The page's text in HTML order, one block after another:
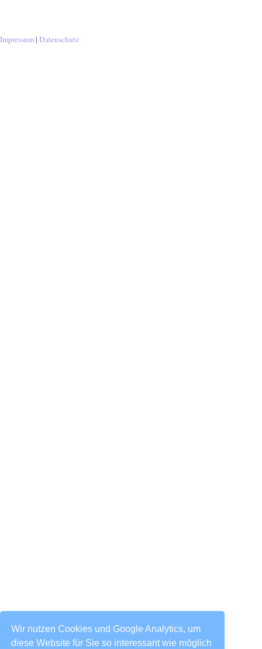
Wir nutzen Cookies und Google Analytics, um
diese Website für Sie so interessant wie möglich
Impressum | Datenschutz